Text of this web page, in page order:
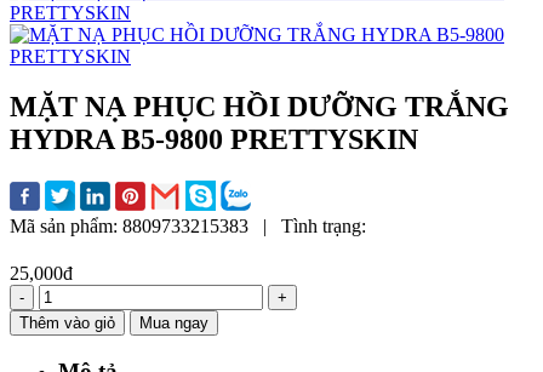
MẶT NẠ PHỤC HỒI DƯỠNG TRẮNG
HYDRA B5-9800 PRETTYSKIN
Mã sản phẩm: 8809733215383 | Tình trạng:
25,000đ
-
+
Thêm vào giỏ
Mua ngay